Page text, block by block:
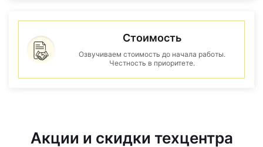
Стоимость
Озвучиваем стоимость до начала работы.
Честность в приоритете.
Акции и скидки техцентра